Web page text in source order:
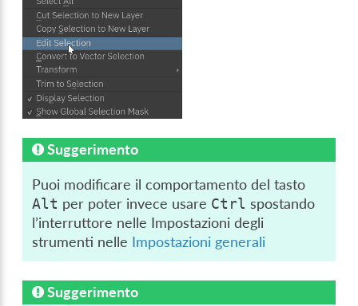
Suggerimento
Puoi modificare il comportamento del tasto
Alt per poter invece usare Ctrl spostando
l’interruttore nelle Impostazioni degli
strumenti nelle Impostazioni generali
Suggerimento